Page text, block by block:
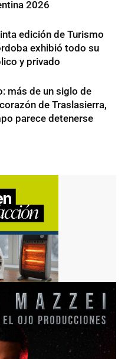
2026
edición de Turismo
exhibió todo su
y privado
más de un siglo de
de Traslasierra,
parece detenerse